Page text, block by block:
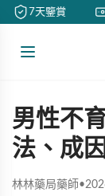
7天鑒賞
男性不
法、成
林林藥局藥師•